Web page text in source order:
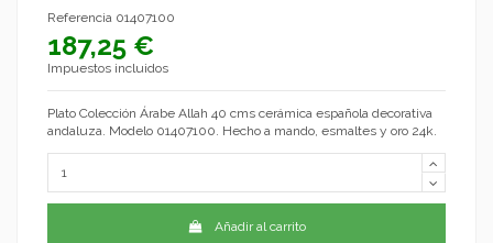
Referencia 01407100
187,25 €
Impuestos incluidos
Plato Colección Árabe Allah 40 cms cerámica española decorativa
andaluza. Modelo 01407100. Hecho a mando, esmaltes y oro 24k.
Añadir al carrito